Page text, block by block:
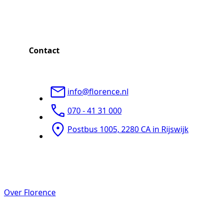
Contact
info@florence.nl
070 - 41 31 000
Postbus 1005, 2280 CA in Rijswijk
Over Florence